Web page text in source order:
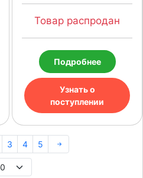
Товар распродан
Подробнее
Узнать о
поступлении
3 4 5